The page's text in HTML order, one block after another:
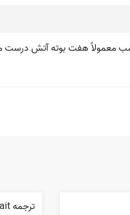
هفت بوته آتش درست
ترجمه Cabot Strait